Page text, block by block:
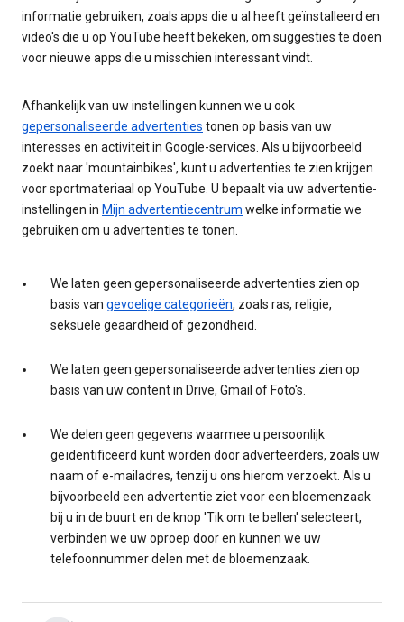
informatie gebruiken, zoals apps die u al heeft geïnstalleerd en
video's die u op YouTube heeft bekeken, om suggesties te doen
voor nieuwe apps die u misschien interessant vindt.
Afhankelijk van uw instellingen kunnen we u ook
gepersonaliseerde advertenties tonen op basis van uw
interesses en activiteit in Google-services. Als u bijvoorbeeld
zoekt naar 'mountainbikes', kunt u advertenties te zien krijgen
voor sportmateriaal op YouTube. U bepaalt via uw advertentie-
instellingen in Mijn advertentiecentrum welke informatie we
gebruiken om u advertenties te tonen.
We laten geen gepersonaliseerde advertenties zien op
basis van gevoelige categorieën, zoals ras, religie,
seksuele geaardheid of gezondheid.
We laten geen gepersonaliseerde advertenties zien op
basis van uw content in Drive, Gmail of Foto's.
We delen geen gegevens waarmee u persoonlijk
geïdentificeerd kunt worden door adverteerders, zoals uw
naam of e-mailadres, tenzij u ons hierom verzoekt. Als u
bijvoorbeeld een advertentie ziet voor een bloemenzaak
bij u in de buurt en de knop 'Tik om te bellen' selecteert,
verbinden we uw oproep door en kunnen we uw
telefoonnummer delen met de bloemenzaak.